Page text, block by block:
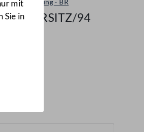
mit
Sie in
Plenarsitzung - BR
581/BRSITZ/94